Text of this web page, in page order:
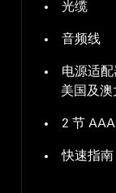
光缆
音频线
电源适配
美国及澳
2 节
快速指南